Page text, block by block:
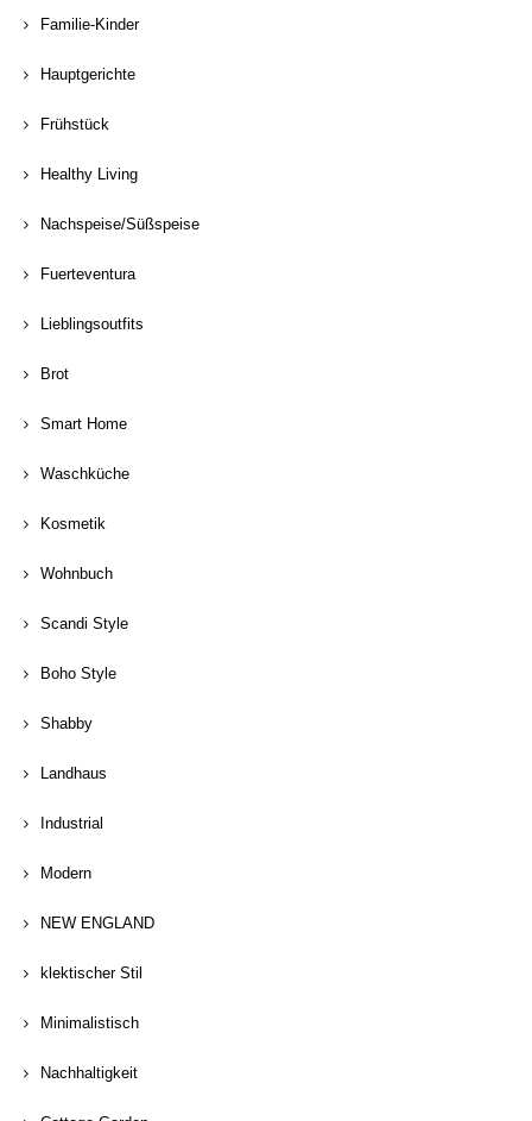
Familie-Kinder
Hauptgerichte
Frühstück
Healthy Living
Nachspeise/Süßspeise
Fuerteventura
Lieblingsoutfits
Brot
Smart Home
Waschküche
Kosmetik
Wohnbuch
Scandi Style
Boho Style
Shabby
Landhaus
Industrial
Modern
NEW ENGLAND
klektischer Stil
Minimalistisch
Nachhaltigkeit